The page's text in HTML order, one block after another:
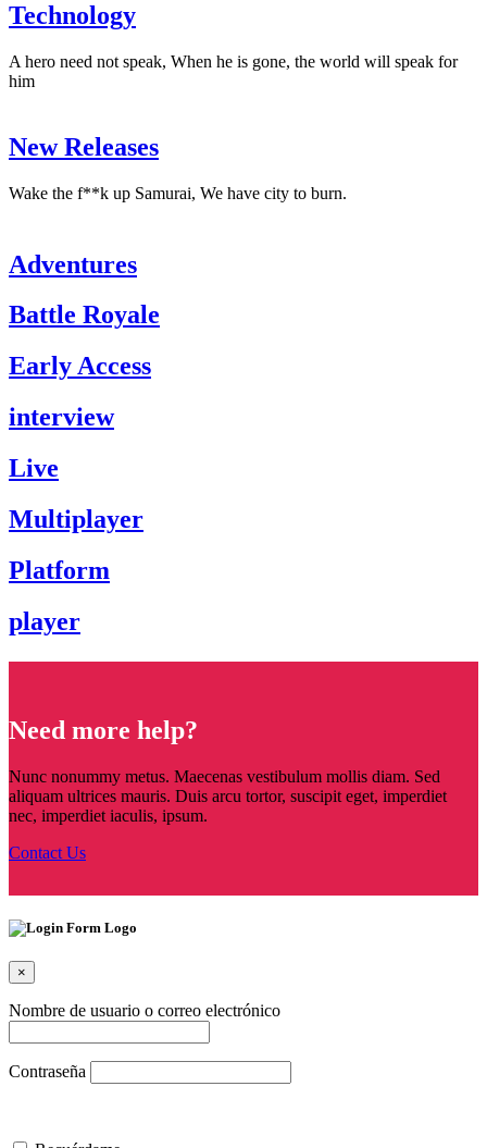
Technology
A hero need not speak, When he is gone, the world will speak for
him
New Releases
Wake the f**k up Samurai, We have city to burn.
Adventures
Battle Royale
Early Access
interview
Live
Multiplayer
Platform
player
Need more help?
Nunc nonummy metus. Maecenas vestibulum mollis diam. Sed
aliquam ultrices mauris. Duis arcu tortor, suscipit eget, imperdiet
nec, imperdiet iaculis, ipsum.
Contact Us
×
Nombre de usuario o correo electrónico
Contraseña